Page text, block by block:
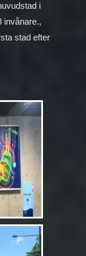
i
invånare.,
stad efter